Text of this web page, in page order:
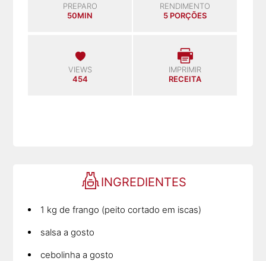
PREPARO
50MIN
RENDIMENTO
5 PORÇÕES
VIEWS
454
IMPRIMIR
RECEITA
INGREDIENTES
1 kg de frango (peito cortado em iscas)
salsa a gosto
cebolinha a gosto